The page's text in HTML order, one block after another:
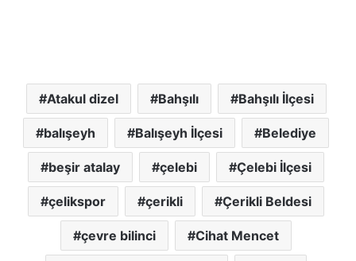
Atakul dizel Bahşılı Bahşılı İlçesi
balışeyh Balışeyh İlçesi Belediye
beşir atalay çelebi Çelebi İlçesi
çelikspor çerikli Çerikli Beldesi
çevre bilinci Cihat Mencet